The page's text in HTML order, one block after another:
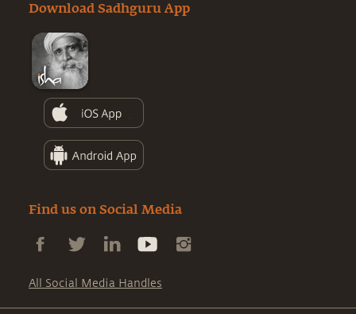
Download Sadhguru App
Find us on Social Media
All Social Media Handles